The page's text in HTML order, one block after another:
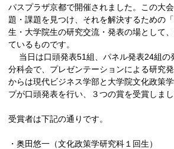
パスプラザ京都で開催されました。この大
題・課題を見つけ、それを解決するための
生・大学院生の研究交流・発表の場として
ているものです。
当日は口頭発表51組、パネル発表24組の
分科会で、プレゼンテーションによる研究
からは現代ビジネス学部と大学院文化政策
プが口頭発表を行い、３つの賞を受賞しまし
受賞者は下記の通りです。
・奥田悠一（文化政策学研究科１回生）